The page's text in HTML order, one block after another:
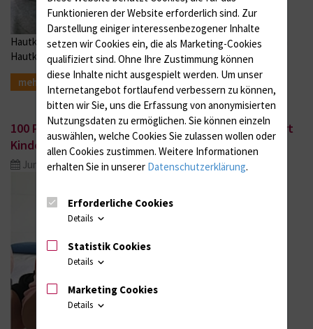
Hautklinik beteiligt sich an bundesweiter Kita-Kampagne gegen
Hautkrebs
mehr
100 Patienten in 10 Tagen: Rostocker Team operiert
Kinder in Vietnam
Jun. 15, 2020
Funktionieren der Website erforderlich sind. Zur
Darstellung einiger interessenbezogener Inhalte
setzen wir Cookies ein, die als Marketing-Cookies
qualifiziert sind. Ohne Ihre Zustimmung können
diese Inhalte nicht ausgespielt werden. Um unser
Internetangebot fortlaufend verbessern zu können,
bitten wir Sie, uns die Erfassung von anonymisierten
Nutzungsdaten zu ermöglichen. Sie können einzeln
auswählen, welche Cookies Sie zulassen wollen oder
allen Cookies zustimmen. Weitere Informationen
erhalten Sie in unserer Datenschutzerklärung.
Erforderliche Cookies
Details
Statistik Cookies
Details
Marketing Cookies
Details